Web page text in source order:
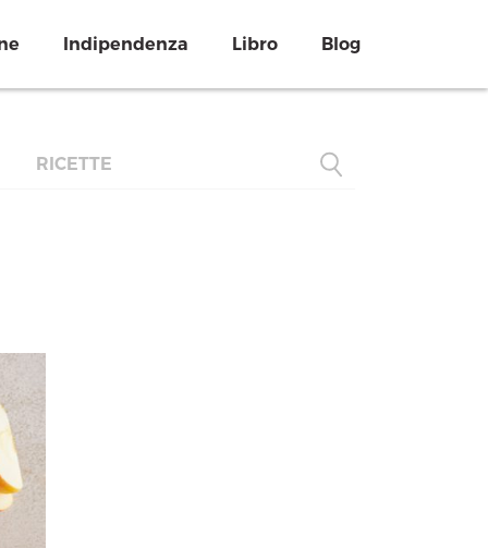
Indipendenza Libro Blog
RICETTE